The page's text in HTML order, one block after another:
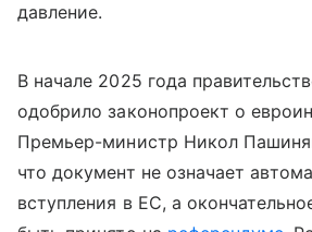
давление.
В начале 2025 года
одобрило законопроект о
Премьер-министр Никол
что документ не означает
вступления в ЕС, а